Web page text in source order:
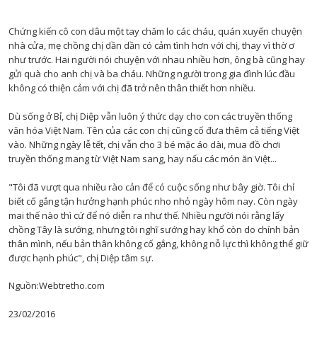
Chứng kiến cô con dâu một tay chăm lo các cháu, quán xuyến chuyện
nhà cửa, mẹ chồng chị dần dần có cảm tình hơn với chị, thay vì thờ ơ
như trước. Hai người nói chuyện với nhau nhiều hơn, ông bà cũng hay
gửi quà cho anh chị và ba cháu. Những người trong gia đình lúc đầu
không có thiện cảm với chị đã trở nên thân thiết hơn nhiều.
Dù sống ở Bỉ, chị Diệp vẫn luôn ý thức dạy cho con các truyền thống
văn hóa Việt Nam. Tên của các con chị cũng cố đưa thêm cả tiếng Việt
vào. Những ngày lễ tết, chị vẫn cho 3 bé mặc áo dài, mua đồ chơi
truyền thống mang từ Việt Nam sang, hay nấu các món ăn Việt...
"Tôi đã vượt qua nhiều rào cản để có cuộc sống như bây giờ. Tôi chỉ
biết cố gắng tận hưởng hạnh phúc nho nhỏ ngày hôm nay. Còn ngày
mai thế nào thì cứ để nó diễn ra như thế. Nhiều người nói rằng lấy
chồng Tây là sướng, nhưng tôi nghĩ sướng hay khổ còn do chính bản
thân mình, nếu bản thân không cố gắng, không nỗ lực thì không thể giữ
được hạnh phúc", chị Diệp tâm sự.
Nguồn:Webtretho.com
23/02/2016